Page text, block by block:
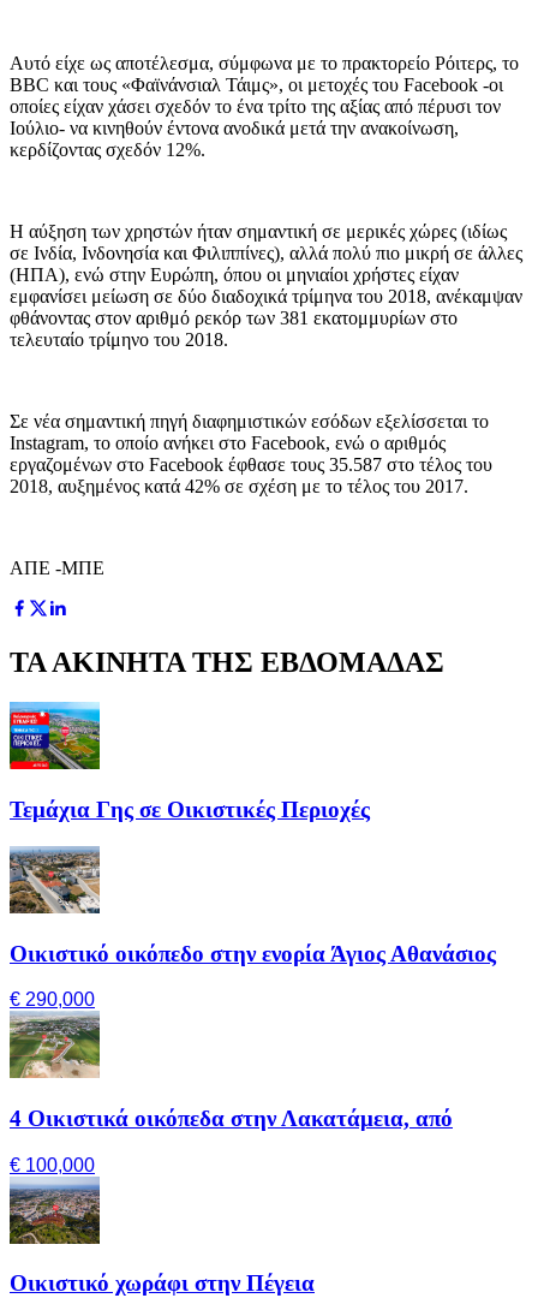
Αυτό είχε ως αποτέλεσμα, σύμφωνα με το πρακτορείο Ρόιτερς, το
BBC και τους «Φαϊνάνσιαλ Τάιμς», οι μετοχές του Facebook -οι
οποίες είχαν χάσει σχεδόν το ένα τρίτο της αξίας από πέρυσι τον
Ιούλιο- να κινηθούν έντονα ανοδικά μετά την ανακοίνωση,
κερδίζοντας σχεδόν 12%.
Η αύξηση των χρηστών ήταν σημαντική σε μερικές χώρες (ιδίως
σε Ινδία, Ινδονησία και Φιλιππίνες), αλλά πολύ πιο μικρή σε άλλες
(ΗΠΑ), ενώ στην Ευρώπη, όπου οι μηνιαίοι χρήστες είχαν
εμφανίσει μείωση σε δύο διαδοχικά τρίμηνα του 2018, ανέκαμψαν
φθάνοντας στον αριθμό ρεκόρ των 381 εκατομμυρίων στο
τελευταίο τρίμηνο του 2018.
Σε νέα σημαντική πηγή διαφημιστικών εσόδων εξελίσσεται το
Instagram, το οποίο ανήκει στο Facebook, ενώ ο αριθμός
εργαζομένων στο Facebook έφθασε τους 35.587 στο τέλος του
2018, αυξημένος κατά 42% σε σχέση με το τέλος του 2017.
ΑΠΕ -ΜΠΕ
ΤΑ ΑΚΙΝΗΤΑ ΤΗΣ ΕΒΔΟΜΑΔΑΣ
Τεμάχια Γης σε Οικιστικές Περιοχές
Οικιστικό οικόπεδο στην ενορία Άγιος Αθανάσιος
€ 290,000
4 Οικιστικά οικόπεδα στην Λακατάμεια, από
€ 100,000
Οικιστικό χωράφι στην Πέγεια